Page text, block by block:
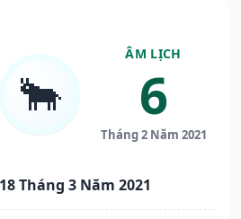
🐂
ÂM LỊCH
6
Tháng 2 Năm 2021
Tháng 3 Năm 2021